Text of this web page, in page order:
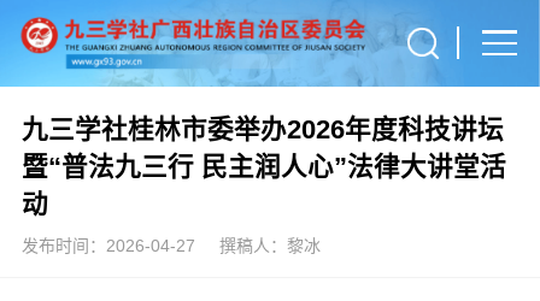
九三学社桂林市委举办2026年度科技讲坛
暨“普法九三行 民主润人心”法律大讲堂活
动
发布时间：2026-04-27 撰稿人：黎冰